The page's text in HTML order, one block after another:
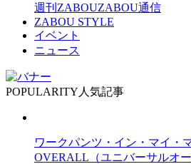
週刊ZABOUZABOU通信
ZABOU STYLE
イベント
ニュース
POPULARITY 人気記事
ワークパンツ・イン・マイ・
OVERALL（ユニバーサルオ